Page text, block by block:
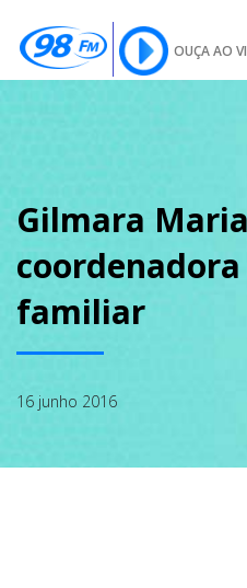
OUÇA AO
SOBRE
Gilmara
familiar
16 junho 2016